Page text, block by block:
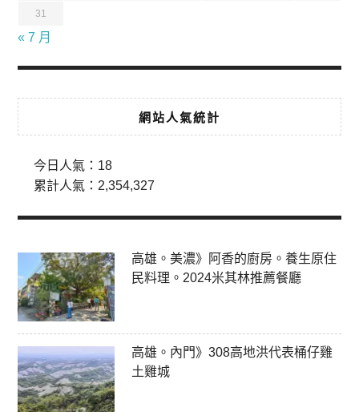
31
« 7 月
網站人氣統計
今日人氣： 18
累計人氣： 2,354,327
高雄。美濃》阿香的廚房。養生原住
民料理。2024米其林推薦餐廳
高雄。內門》308高地洪代表桶仔雞
土雞城